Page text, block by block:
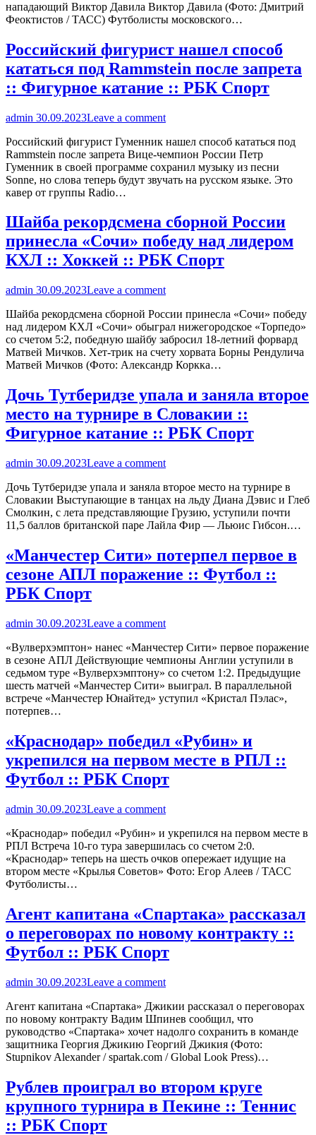
нападающий Виктор Давила Виктор Давила (Фото: Дмитрий
Феоктистов / ТАСС) Футболисты московского…
Российский фигурист нашел способ
кататься под Rammstein после запрета
:: Фигурное катание :: РБК Спорт
admin 30.09.2023Leave a comment
Российский фигурист Гуменник нашел способ кататься под
Rammstein после запрета Вице-чемпион России Петр
Гуменник в своей программе сохранил музыку из песни
Sonne, но слова теперь будут звучать на русском языке. Это
кавер от группы Radio…
Шайба рекордсмена сборной России
принесла «Сочи» победу над лидером
КХЛ :: Хоккей :: РБК Спорт
admin 30.09.2023Leave a comment
Шайба рекордсмена сборной России принесла «Сочи» победу
над лидером КХЛ «Сочи» обыграл нижегородское «Торпедо»
со счетом 5:2, победную шайбу забросил 18-летний форвард
Матвей Мичков. Хет-трик на счету хорвата Борны Рендулича
Матвей Мичков (Фото: Александр Коркка…
Дочь Тутберидзе упала и заняла второе
место на турнире в Словакии ::
Фигурное катание :: РБК Спорт
admin 30.09.2023Leave a comment
Дочь Тутберидзе упала и заняла второе место на турнире в
Словакии Выступающие в танцах на льду Диана Дэвис и Глеб
Смолкин, с лета представляющие Грузию, уступили почти
11,5 баллов британской паре Лайла Фир — Льюис Гибсон.…
«Манчестер Сити» потерпел первое в
сезоне АПЛ поражение :: Футбол ::
РБК Спорт
admin 30.09.2023Leave a comment
«Вулверхэмптон» нанес «Манчестер Сити» первое поражение
в сезоне АПЛ Действующие чемпионы Англии уступили в
седьмом туре «Вулверхэмптону» со счетом 1:2. Предыдущие
шесть матчей «Манчестер Сити» выиграл. В параллельной
встрече «Манчестер Юнайтед» уступил «Кристал Пэлас»,
потерпев…
«Краснодар» победил «Рубин» и
укрепился на первом месте в РПЛ ::
Футбол :: РБК Спорт
admin 30.09.2023Leave a comment
«Краснодар» победил «Рубин» и укрепился на первом месте в
РПЛ Встреча 10-го тура завершилась со счетом 2:0.
«Краснодар» теперь на шесть очков опережает идущие на
втором месте «Крылья Советов» Фото: Егор Алеев / ТАСС
Футболисты…
Агент капитана «Спартака» рассказал
о переговорах по новому контракту ::
Футбол :: РБК Спорт
admin 30.09.2023Leave a comment
Агент капитана «Спартака» Джикии рассказал о переговорах
по новому контракту Вадим Шпинев сообщил, что
руководство «Спартака» хочет надолго сохранить в команде
защитника Георгия Джикию Георгий Джикия (Фото:
Stupnikov Alexander / spartak.com / Global Look Press)…
Рублев проиграл во втором круге
крупного турнира в Пекине :: Теннис
:: РБК Спорт